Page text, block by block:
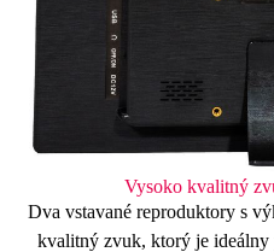
Vysoko kvalitný
Dva vstavané reproduktorys
kvalitný zvuk, ktorý je ideálny